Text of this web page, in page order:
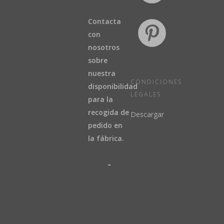
Contacta
con
nosotros
sobre
nuestra
disponibilidad
para la
recogida de
pedido en
la fábrica.
CONDICIONES
LEGALES
Descargar